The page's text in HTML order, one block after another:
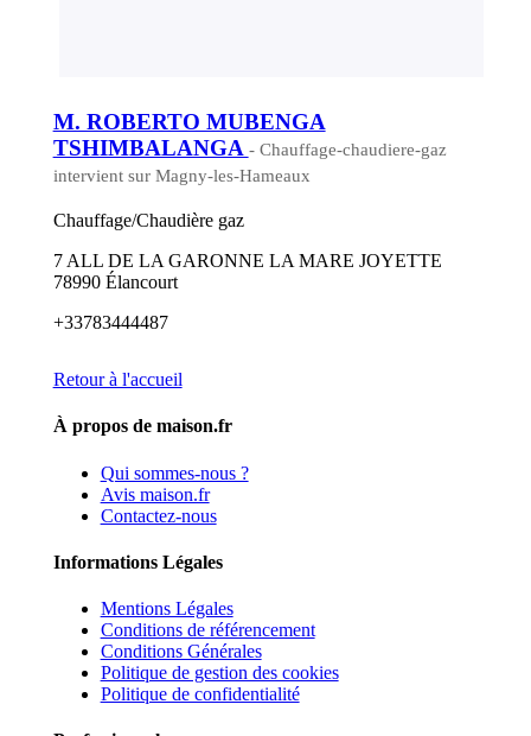
M. ROBERTO MUBENGA
TSHIMBALANGA - Chauffage-chaudiere-gaz
intervient sur Magny-les-Hameaux
Chauffage/Chaudière gaz
7 ALL DE LA GARONNE LA MARE JOYETTE
78990 Élancourt
+33783444487
Retour à l'accueil
À propos de maison.fr
Qui sommes-nous ?
Avis maison.fr
Contactez-nous
Informations Légales
Mentions Légales
Conditions de référencement
Conditions Générales
Politique de gestion des cookies
Politique de confidentialité